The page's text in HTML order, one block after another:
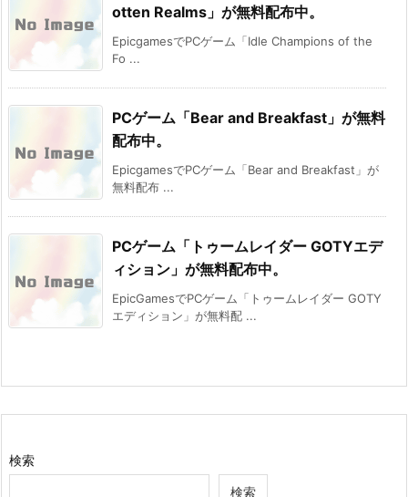
otten Realms」が無料配布中。
EpicgamesでPCゲーム「Idle Champions of the
Fo ...
PCゲーム「Bear and Breakfast」が無料
配布中。
EpicgamesでPCゲーム「Bear and Breakfast」が
無料配布 ...
PCゲーム「トゥームレイダー GOTYエデ
ィション」が無料配布中。
EpicGamesでPCゲーム「トゥームレイダー GOTY
エディション」が無料配 ...
検索
検索